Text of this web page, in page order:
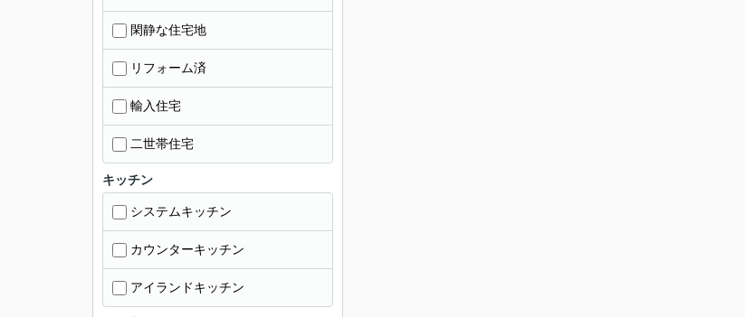
閑静な住宅地
リフォーム済
輸入住宅
二世帯住宅
キッチン
システムキッチン
カウンターキッチン
アイランドキッチン